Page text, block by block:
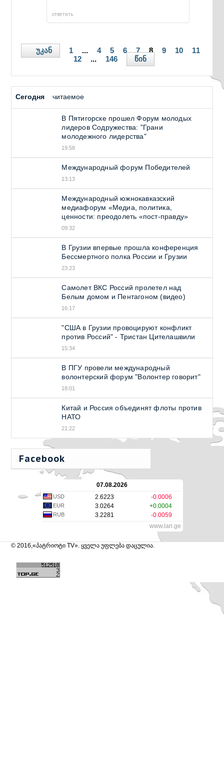
ответить
უკან 1 ... 4 5 6 7 8 9 10
11
12
... 146 წინ
Сегодня читаемое
В Пятигорске прошел Форум молодых
лидеров Содружества: "Грани
молодежного лидерства"
19:58
Международный форум Победителей
13:13
Международный южнокавказский
медиафорум «Медиа, политика,
ценности: преодолеть «пост-правду»
09:32
В Грузии впервые прошла конференция
Бессмертного полка России и Грузии
23:23
Самолет ВКС Россий пролетел над
Белым домом и Пентагоном (видео)
16:17
"США в Грузии провоцируют конфликт
против Россий" - Тристан Цителашвили
15:34
В ПГУ провели международный
волонтерский форум "Волонтер говорит"
18:01
Китай и Россия объединят флоты против
НАТО
21:22
Facebook
07.08.2026
USD 2.6223 -0.0006
EUR 3.0264 +0.0004
RUB 3.2281
-0.0059
www.lari.ge
© 2016,«პატრიოტი TV». ყველა უფლება დაცულია.